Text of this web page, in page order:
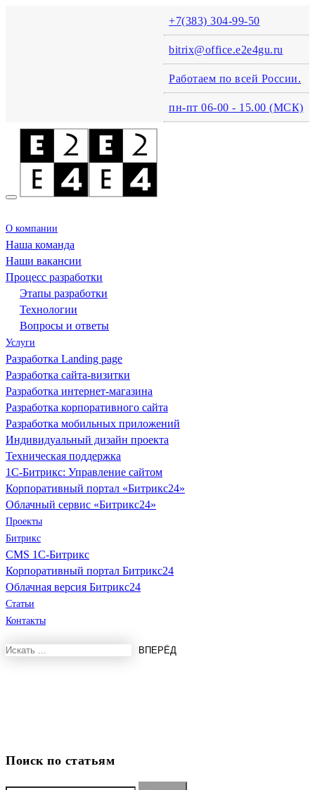
+7(383) 304-99-50
bitrix@office.e2e4gu.ru
Работаем по всей России.
пн-пт 06-00 - 15.00 (MСК)
О компании
Наша команда
Наши вакансии
Процесс разработки
Этапы разработки
Технологии
Вопросы и ответы
Услуги
Разработка Landing page
Разработка сайта-визитки
Разработка интернет-магазина
Разработка корпоративного сайта
Разработка мобильных приложений
Индивидуальный дизайн проекта
Техническая поддержка
1С-Битрикс: Управление сайтом
Корпоративный портал «Битрикс24»
Облачный сервис «Битрикс24»
Проекты
Битрикс
CMS 1С-Битрикс
Корпоративный портал Битрикс24
Облачная версия Битрикс24
Статьи
Контакты
Поиск по статьям